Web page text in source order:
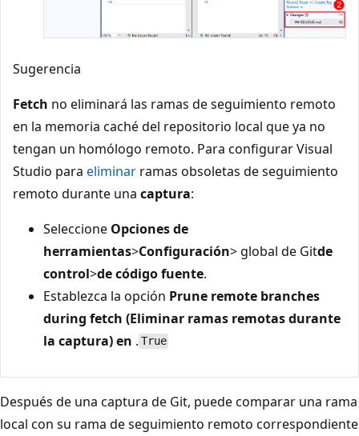
Sugerencia
Fetch no eliminará las ramas de seguimiento remoto
en la memoria caché del repositorio local que ya no
tengan un homólogo remoto. Para configurar Visual
Studio para eliminar ramas obsoletas de seguimiento
remoto durante una captura:
Seleccione Opciones de
herramientas>Configuración> global de Gitde
control>de código fuente.
Establezca la opción Prune remote branches
during fetch (Eliminar ramas remotas durante
la captura) en . True
Después de una captura de Git, puede comparar una rama
local con su rama de seguimiento remoto correspondiente